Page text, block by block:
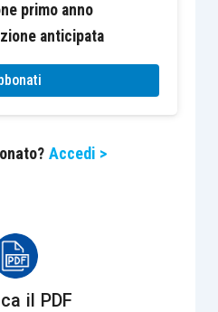
primo anno
anticipata
Accedi >
il PDF